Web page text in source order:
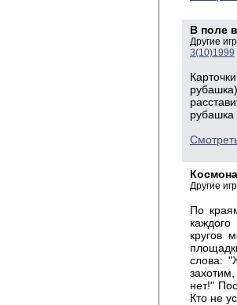
В поле
Другие
3(10)1999
рубашка
Другие
По
кругов
слова:
нет!"
Кто не